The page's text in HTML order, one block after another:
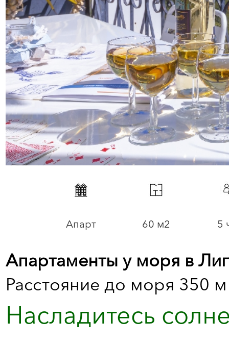
Апарт 60 м2 5
Апартаменты у моря в
Расстояние до моря 350 м
Насладитесь